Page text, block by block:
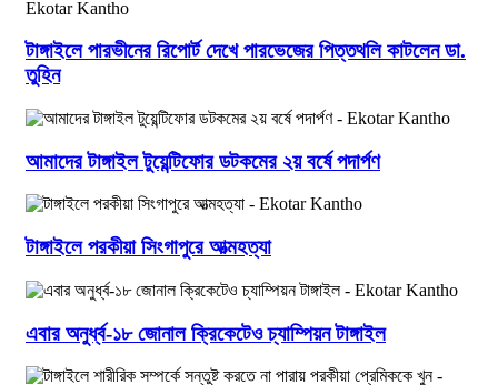
টাঙ্গাইলে পারভীনের রিপোর্ট দেখে পারভেজের পিত্তথলি কাটলেন ডা.
তুহিন
আমাদের টাঙ্গাইল টুয়েন্টিফোর ডটকমের ২য় বর্ষে পদার্পণ
টাঙ্গাইলে পরকীয়া সিংগাপুরে আত্মহত্যা
এবার অনুর্ধ্ব-১৮ জোনাল ক্রিকেটেও চ্যাম্পিয়ন টাঙ্গাইল